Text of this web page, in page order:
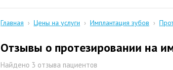
Главная › Цены на услуги › Имплантация зубов ›
Отзывы о протезировании на
Найдено 3 отзыва пациентов